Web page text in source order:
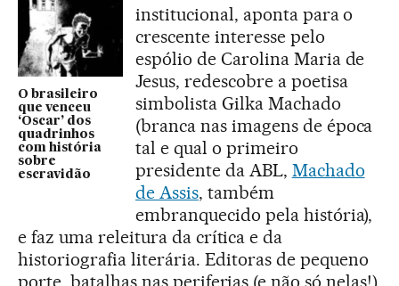
O brasileiro
que venceu
‘Oscar’ dos
quadrinhos
com história
sobre
escravidão
institucional, aponta para o
crescente interesse pelo
espólio de Carolina Maria de
Jesus, redescobre a poetisa
simbolista Gilka Machado
(branca nas imagens de época
tal e qual o primeiro
presidente da ABL, Machado
de Assis, também
embranquecido pela história),
e faz uma releitura da crítica e da
historiografia literária. Editoras de pequeno
porte, batalhas nas periferias (e não só nelas!)